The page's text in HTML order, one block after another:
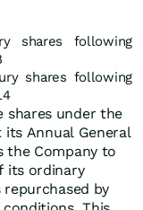
shares following
shares following
shares under the
Annual General
the Company to
its ordinary
by